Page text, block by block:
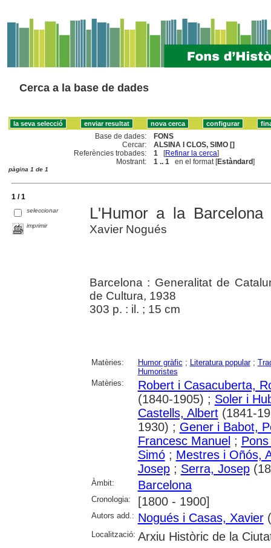
Cerca a la base de dades
Base de dades:
FONS
Cercar:
ALSINA I CLOS, SIMO []
Referències trobades:
1 [Refinar la cerca]
Mostrant:
1 .. 1 en el format [Estàndard]
pàgina 1 de 1
1 / 1
seleccionar
imprimir
L'Humor a la Barcelona
Xavier Nogués
Barcelona : Generalitat de
de Cultura, 1938
303 p. : il. ; 15 cm
Matèries: Humor gràfic ; Literatura popular;
Humoristes
Matèries:
Robert i Casacuberta,
(1840-1905) ; Soler i
Castells, Albert(1841-
1930) ; Gener i Babot,
Francesc Manuel ;
Simó; Mestres i Oñós,
Josep; Serra, Josep
Àmbit: Barcelona
Cronologia: [1800 - 1900]
Autors add.: Nogués i Casas, Xavier
Localització: Arxiu Històric de la